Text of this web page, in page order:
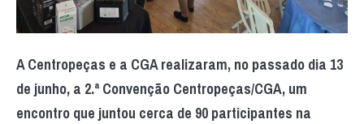
A Centropeças e a CGA realizaram, no passado dia 13
de junho, a 2.ª Convenção Centropeças/CGA, um
encontro que juntou cerca de 90 participantes na